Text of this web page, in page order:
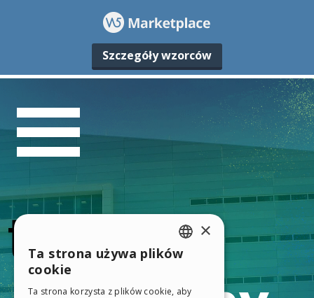
Szczegóły wzorców
ENGLISH
×
Ta strona używa plików
cookie
Ta strona korzysta z plików cookie, aby